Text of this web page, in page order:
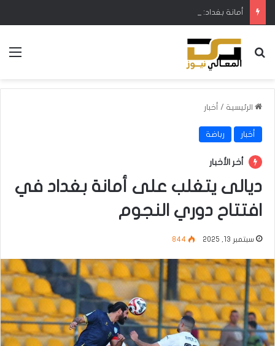
بحث عن
الرئيسية / أخبار
أخبار رباضة
أخر الأخبار
ديالى يتغلب على أمانة بغداد في
افتتاح دوري النجوم
سبتمبر 13, 2025 844